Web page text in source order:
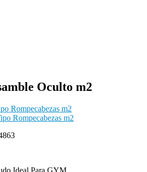
Oculto m2
Rompecabezas m2
Rompecabezas m2
Ideal Para GYM.